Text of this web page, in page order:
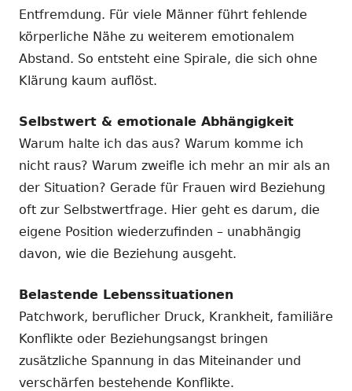
Entfremdung. Für viele Männer führt fehlende
körperliche Nähe zu weiterem emotionalem
Abstand. So entsteht eine Spirale, die sich ohne
Klärung kaum auflöst.
Selbstwert & emotionale Abhängigkeit
Warum halte ich das aus? Warum komme ich
nicht raus? Warum zweifle ich mehr an mir als an
der Situation? Gerade für Frauen wird Beziehung
oft zur Selbstwertfrage. Hier geht es darum, die
eigene Position wiederzufinden – unabhängig
davon, wie die Beziehung ausgeht.
Belastende Lebenssituationen
Patchwork, beruflicher Druck, Krankheit, familiäre
Konflikte oder Beziehungsangst bringen
zusätzliche Spannung in das Miteinander und
verschärfen bestehende Konflikte.